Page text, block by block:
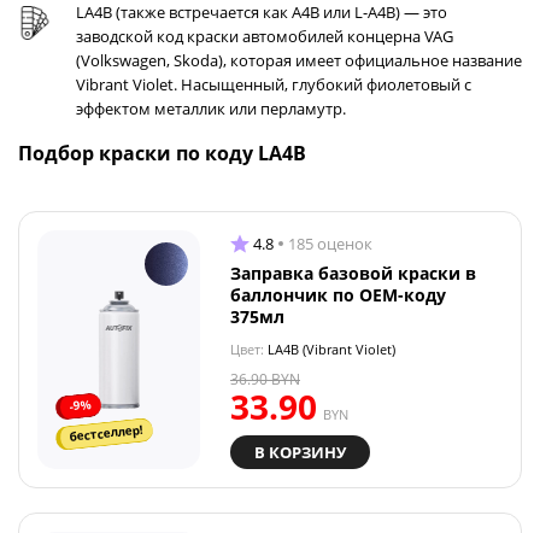
LA4B (также встречается как A4B или L-A4B) — это
заводской код краски автомобилей концерна VAG
(Volkswagen, Skoda), которая имеет официальное название
Vibrant Violet. Насыщенный, глубокий фиолетовый с
эффектом металлик или перламутр.
Подбор краски по коду LA4B
-9%
бестселлер!
4.8 185 оценок
Заправка базовой краски в
баллончик по OEM-коду
375мл
Цвет: LA4B (Vibrant Violet)
33.90 BYN
36.90BYN
В КОРЗИНУ